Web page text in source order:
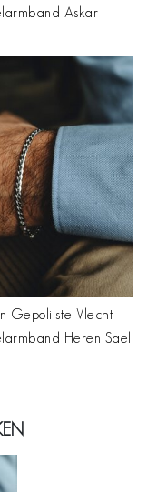
Askar
Gepolijste Vlecht
Heren Sael